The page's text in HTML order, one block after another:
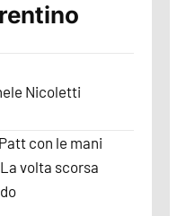
Nicoletti
con le mani
volta scorsa